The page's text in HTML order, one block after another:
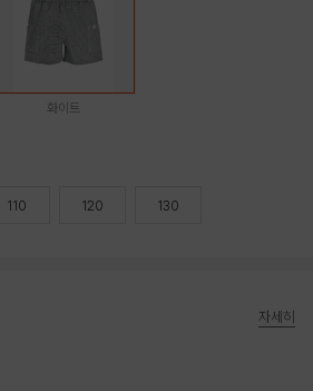
화이트
110 120 130
자세히